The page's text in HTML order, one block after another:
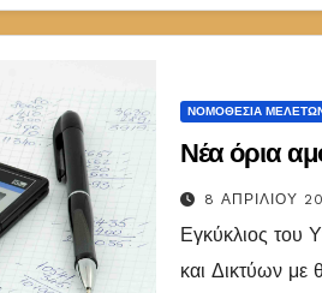
ΝΟΜΟΘΕΣΊΑ
Νέα όρια
8 ΑΠΡΙΛΊΟΥ
Εγκύκλιος του
και Δικτύων με